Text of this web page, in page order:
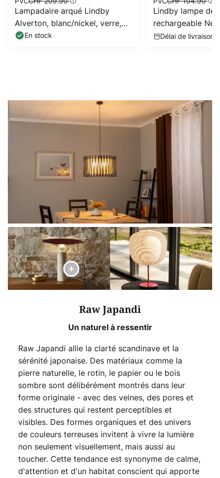
Lampadaire arqué Lindby
Alverton, blanc/nickel, verre,
197 cm
En stock
Lindby lampe de
rechargeable
Ø20cm, USB,
Délai de livraison
Raw Japandi
Un naturel à ressentir
Raw Japandi allie la clarté scandinave et la
sérénité japonaise. Des matériaux comme la
pierre naturelle, le rotin, le papier ou le bois
sombre sont délibérément montrés dans leur
forme originale - avec des veines, des pores et
des structures qui restent perceptibles et
visibles. Des formes organiques et des univers
de couleurs terreuses invitent à vivre la lumière
non seulement visuellement, mais aussi au
toucher. Cette tendance est synonyme de calme,
d'attention et d'un habitat conscient qui apporte